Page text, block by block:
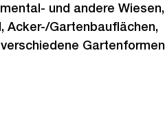
und andere Wiesen,
Acker-/Gartenbauflächen,
Gartenformen